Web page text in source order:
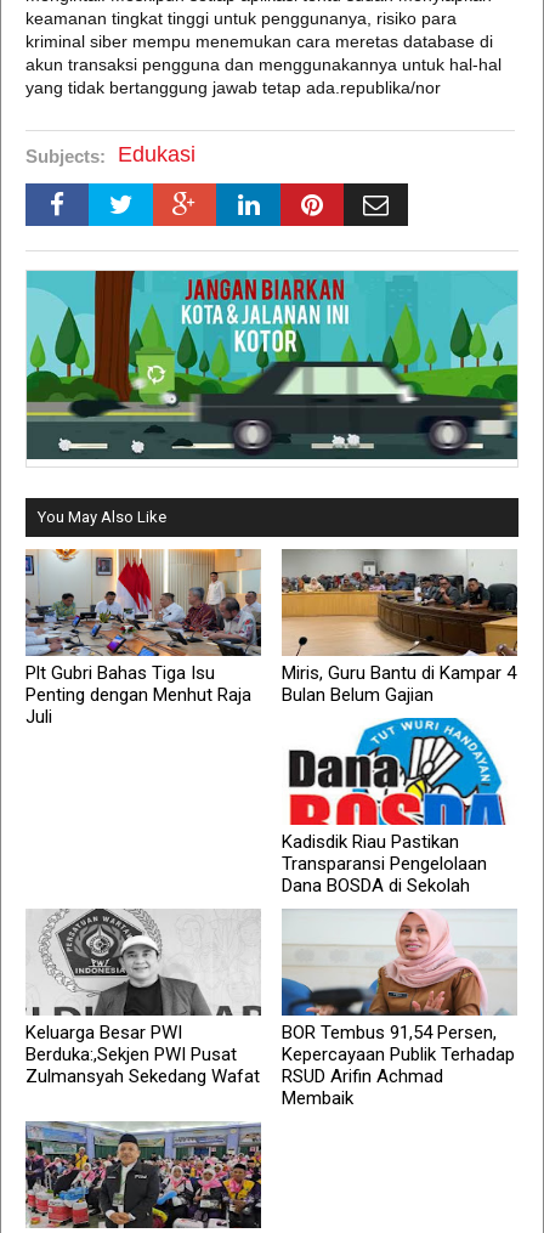
keamanan tingkat tinggi untuk penggunanya, risiko para
kriminal siber mempu menemukan cara meretas database di
akun transaksi pengguna dan menggunakannya untuk hal-hal
yang tidak bertanggung jawab tetap ada.republika/nor
Subjects: Edukasi
You May Also Like
Plt Gubri Bahas Tiga Isu
Penting dengan Menhut Raja
Juli
Miris, Guru Bantu di Kampar 4
Bulan Belum Gajian
Kadisdik Riau Pastikan
Transparansi Pengelolaan
Dana BOSDA di Sekolah
Keluarga Besar PWI
Berduka:,Sekjen PWI Pusat
Zulmansyah Sekedang Wafat
BOR Tembus 91,54 Persen,
Kepercayaan Publik Terhadap
RSUD Arifin Achmad
Membaik